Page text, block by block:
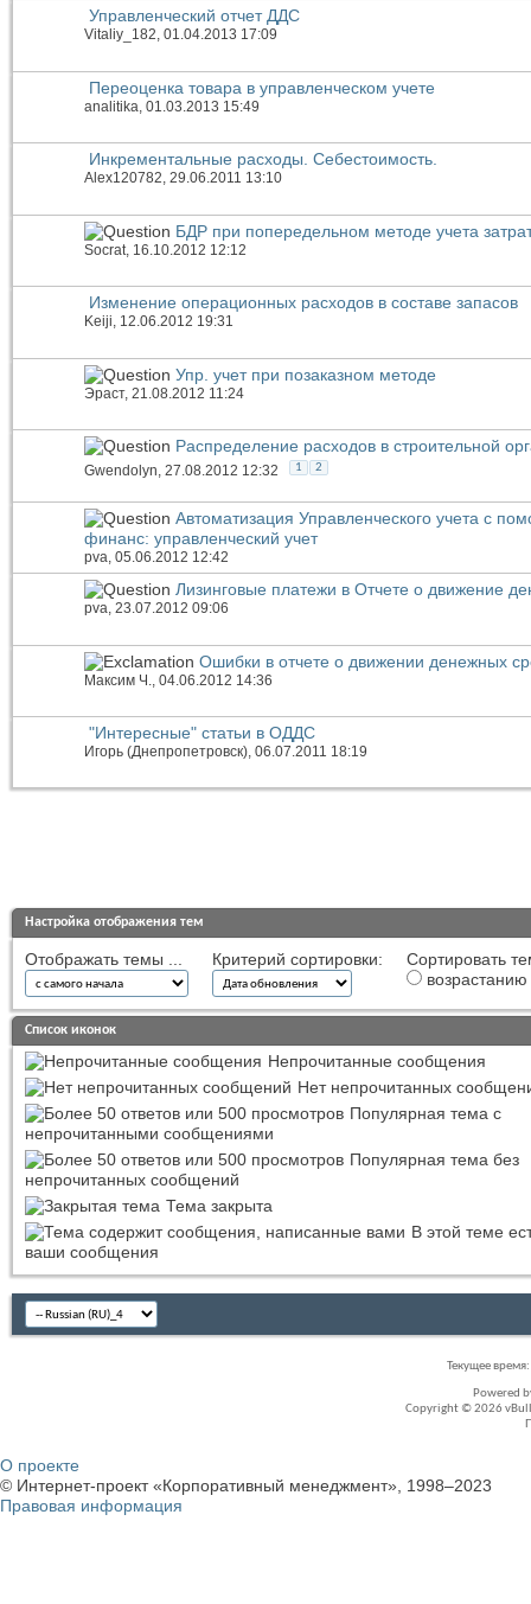
Управленческий отчет ДДС
Vitaliy_182, 01.04.2013 17:09
Переоценка товара в управленческом учете
analitika , 01.03.2013 15:49
Инкрементальные расходы. Себестоимость.
Alex120782, 29.06.2011 13:10
БДР при попередельном методе учета
Socrat , 16.10.2012 12:12
Изменение операционных расходов в составе запасов
Keiji, 12.06.2012 19:31
Упр. учет при позаказном методе
Эраст, 21.08.2012 11:24
Распределение расходов в строительной
Gwendolyn, 27.08.2012 12:32 1 2
Автоматизация Управленческого учета с
финанс: управленческий учет
pva , 05.06.2012 12:42
Лизинговые платежи в Отчете о движение
pva, 23.07.2012 09:06
Ошибки в отчете о движении денежных
Максим Ч. , 04.06.2012 14:36
"Интересные" статьи в ОДДС
Игорь (Днепропетровск), 06.07.2011 18:19
Настройка отображения тем
Отображать темы ... Критерий сортировки:
Сортировать
возрастанию
Список иконок
Непрочитанные сообщения
Нет непрочитанных
Популярная тема с
непрочитанными сообщениями
Популярная тема без
непрочитанных сообщений
Тема закрыта
В этой теме
ваши сообщения
Текущее время:
Powered
Copyright © 2026
О проекте
© Интернет-проект «Корпоративный менеджмент», 1998–2023
Правовая информация